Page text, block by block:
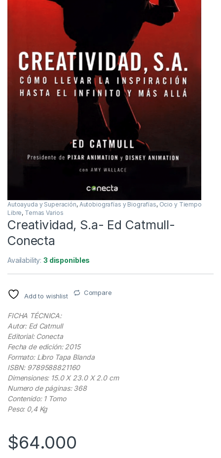
Autoayuda y Superación, Autobiografías y Biografías, Ocio y Tiempo
Libre, Temas Varios
Creatividad, S.a- Ed Catmull-
Conecta
Availability:3 disponibles
Add to wishlist Compare
FICHA TÉCNICA:
Autor: Ed Catmull
Editorial: Conecta
Fecha de edición: 2015
Formato: Libro Tapa Blanda
ISBN: 9789588821160
Dimensiones: 15.0 X 23.0 X 2.0 cm
Numero de páginas: 368
Contenido: 1 Tomo
Peso: 0,4 Kg
$64.000